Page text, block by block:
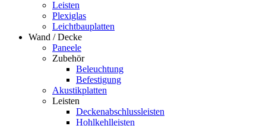
Leisten
Plexiglas
Leichtbauplatten
Wand / Decke
Paneele
Zubehör
Beleuchtung
Befestigung
Akustikplatten
Leisten
Deckenabschlussleisten
Hohlkehlleisten